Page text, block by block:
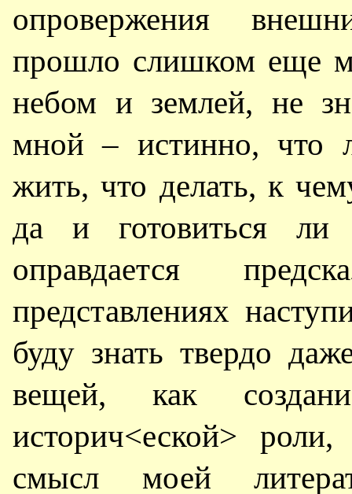
опровержения
прошло слишком еще
небом и землей, не
мной – истинно, что
жить, что делать, к
да и готовиться
оправдается
представлениях
буду знать твердо
вещей, как
историч<еской>
смысл моей